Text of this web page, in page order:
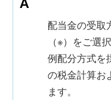
配当金の受取
（※）をご選
例配分方式を
の税金計算お
ます。